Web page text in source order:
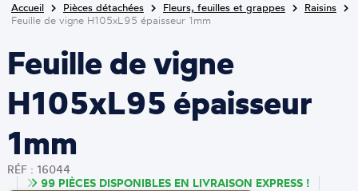
Accueil Pièces détachées Fleurs, feuilles et grappes
Raisins
Feuille de vigne H105xL95 épaisseur 1mm
Feuille de vigne
H105xL95 épaisseur
1mm
RÉF : 16044
99 PIÈCES DISPONIBLES EN LIVRAISON EXPRESS !